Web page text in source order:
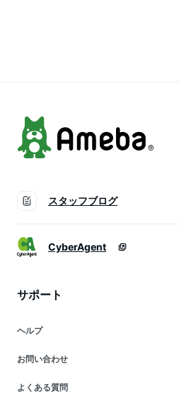
スタッフブログ
CyberAgent
サポート
ヘルプ
お問い合わせ
よくある質問